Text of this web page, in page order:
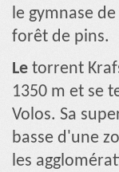
le gymnase
forêt de pins.
Le torrent
1350 m et se
Volos. Sa
basse d'une
les